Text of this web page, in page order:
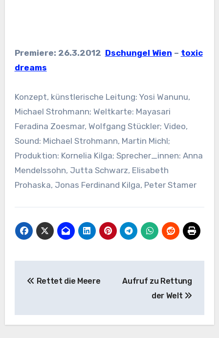
Premiere: 26.3.2012 Dschungel Wien – toxic
dreams
Konzept, künstlerische Leitung: Yosi Wanunu,
Michael Strohmann; Weltkarte: Mayasari
Feradina Zoesmar, Wolfgang Stückler; Video,
Sound: Michael Strohmann, Martin Michl;
Produktion: Kornelia Kilga; Sprecher_innen: Anna
Mendelssohn, Jutta Schwarz, Elisabeth
Prohaska, Jonas Ferdinand Kilga, Peter Stamer
Rettet die Meere
Aufruf zu Rettung
der Welt